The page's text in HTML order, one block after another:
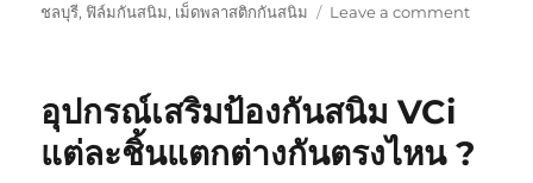
ชลบุรี, ฟิล์มกันสนิม, เม็ดพลาสติกกันสนิม Leave a commenton
ลำ
อุปกรณ์เสริมป้องกันสนิม VCi
แต่ละชิ้นแตกต่างกันตรงไหน ?